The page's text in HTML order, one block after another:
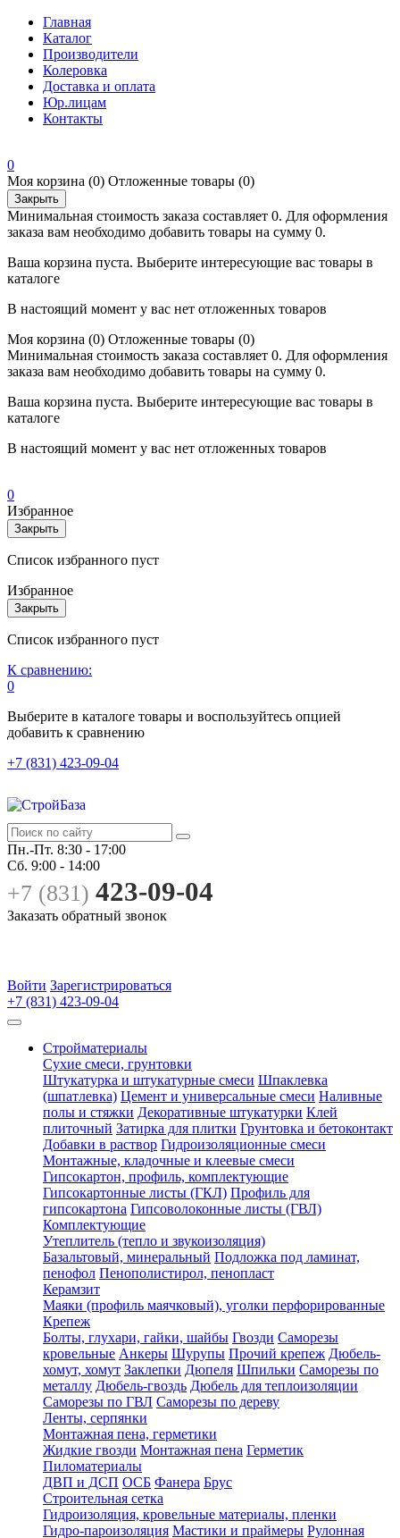
Главная
Каталог
Производители
Колеровка
Доставка и оплата
Юр.лицам
Контакты
0
Моя корзина (0) Отложенные товары (0)
Закрыть
Минимальная стоимость заказа составляет 0. Для оформления
заказа вам необходимо добавить товары на сумму 0.
Ваша корзина пуста. Выберите интересующие вас товары в
каталоге
В настоящий момент у вас нет отложенных товаров
Моя корзина (0) Отложенные товары (0)
Минимальная стоимость заказа составляет 0. Для оформления
заказа вам необходимо добавить товары на сумму 0.
Ваша корзина пуста. Выберите интересующие вас товары в
каталоге
В настоящий момент у вас нет отложенных товаров
0
Избранное
Закрыть
Список избранного пуст
Избранное
Закрыть
Список избранного пуст
К сравнению:
0
Выберите в каталоге товары и воспользуйтесь опцией
добавить к сравнению
+7 (831) 423-09-04
Пн.-Пт. 8:30 - 17:00
Сб. 9:00 - 14:00
+7 (831) 423-09-04
Заказать обратный звонок
Войти Зарегистрироваться
+7 (831) 423-09-04
Стройматериалы
Сухие смеси, грунтовки
Штукатурка и штукатурные смеси Шпаклевка
(шпатлевка) Цемент и универсальные смеси Наливные
полы и стяжки Декоративные штукатурки Клей
плиточный Затирка для плитки Грунтовка и бетоконтакт
Добавки в раствор Гидроизоляционные смеси
Монтажные, кладочные и клеевые смеси
Гипсокартон, профиль, комплектующие
Гипсокартонные листы (ГКЛ) Профиль для
гипсокартона Гипсоволоконные листы (ГВЛ)
Комплектующие
Утеплитель (тепло и звукоизоляция)
Базальтовый, минеральный Подложка под ламинат,
пенофол Пенополистирол, пенопласт
Керамзит
Маяки (профиль маячковый), уголки перфорированные
Крепеж
Болты, глухари, гайки, шайбы Гвозди Саморезы
кровельные Анкеры Шурупы Прочий крепеж Дюбель-
хомут, хомут Заклепки Дюпеля Шпильки Саморезы по
металлу Дюбель-гвоздь Дюбель для теплоизоляции
Саморезы по ГВЛ Саморезы по дереву
Ленты, серпянки
Монтажная пена, герметики
Жидкие гвозди Монтажная пена Герметик
Пиломатериалы
ДВП и ДСП ОСБ Фанера Брус
Строительная сетка
Гидроизоляция, кровельные материалы, пленки
Гидро-пароизоляция Мастики и праймеры Рулонная